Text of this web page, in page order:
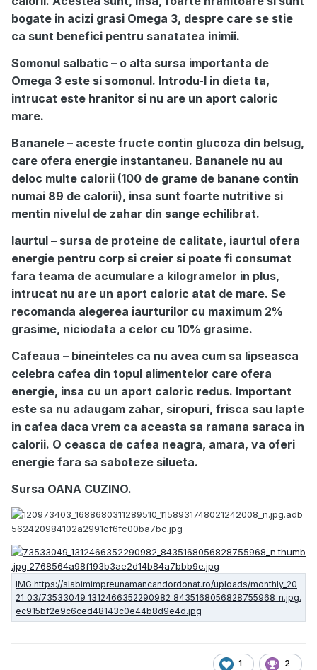
bogate in acizi grasi Omega 3, despre care se stie
ca sunt benefici pentru sanatatea inimii.
Somonul salbatic – o alta sursa importanta de
Omega 3 este si somonul. Introdu-l in dieta ta,
intrucat este hranitor si nu are un aport caloric
mare.
Bananele – aceste fructe contin glucoza din belsug,
care ofera energie instantaneu. Bananele nu au
deloc multe calorii (100 de grame de banane contin
numai 89 de calorii), insa sunt foarte nutritive si
mentin nivelul de zahar din sange echilibrat.
Iaurtul – sursa de proteine de calitate, iaurtul ofera
energie pentru corp si creier si poate fi consumat
fara teama de acumulare a kilogramelor in plus,
intrucat nu are un aport caloric atat de mare. Se
recomanda alegerea iaurturilor cu maximum 2%
grasime, niciodata a celor cu 10% grasime.
Cafeaua – bineinteles ca nu avea cum sa lipseasca
celebra cafea din topul alimentelor care ofera
energie, insa cu un aport caloric redus. Important
este sa nu adaugam zahar, siropuri, frisca sau lapte
in cafea daca vrem ca aceasta sa ramana saraca in
calorii. O ceasca de cafea neagra, amara, va oferi
energie fara sa saboteze silueta.
Sursa OANA CUZINO.
1 2